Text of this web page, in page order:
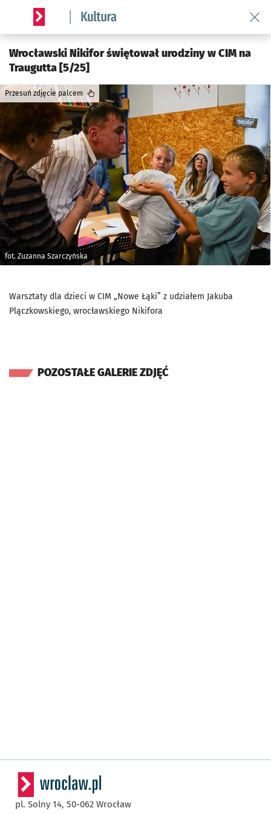
Serwis informacyjny wroclaw.pl podserwis: Kultura
Wrocławski Nikifor świętował urodziny w CIM na
Traugutta [5/25]
fot. Zuzanna Szarczyńska
Przesuń zdjęcie palcem
Warsztaty dla dzieci w CIM „Nowe Łąki” z udziałem Jakuba
Plączkowskiego, wrocławskiego Nikifora
POZOSTAŁE GALERIE ZDJĘĆ
pl. Solny 14, 50-062 Wrocław